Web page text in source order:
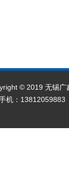
© 2019 无锡
机：